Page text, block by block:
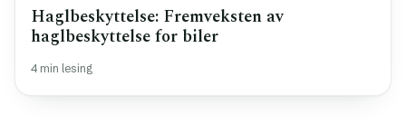
Haglbeskyttelse: Fremveksten av
haglbeskyttelse for biler
4 min lesing